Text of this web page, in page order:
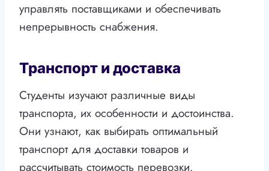
управлять поставщиками и обеспечивать
непрерывность снабжения.
Транспорт и доставка
Студенты изучают различные виды
транспорта, их особенности и достоинства.
Они узнают, как выбирать оптимальный
транспорт для доставки товаров и
рассчитывать стоимость перевозки.